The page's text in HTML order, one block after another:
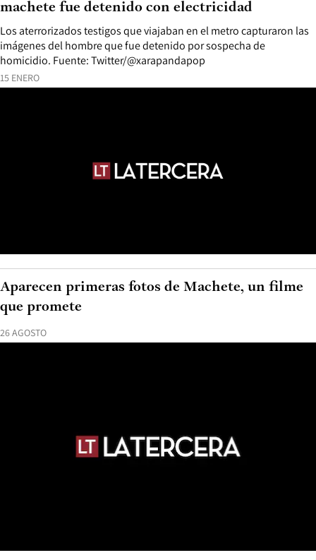
15 ENERO
Los aterrorizados testigos que viajaban en el metro capturaron las
imágenes del hombre que fue detenido por sospecha de
homicidio. Fuente: Twitter/@xarapandapop
machete fue detenido con electricidad
26 AGOSTO
Aparecen primeras fotos de Machete, un filme
que promete